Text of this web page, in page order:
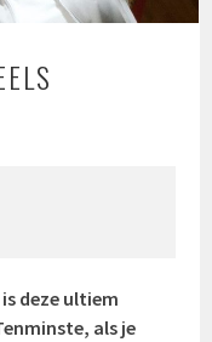
deze ultiem
als je